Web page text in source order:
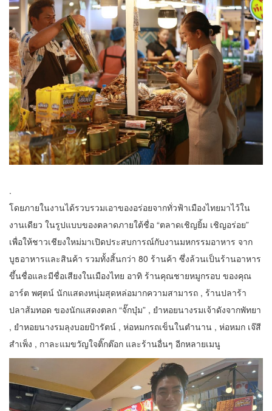
.
โดยภายในงานได้รวบรวมเอาของอร่อยจากทั่วฟ้าเมืองไทยมาไว้ใน
งานเดียว ในรูปแบบของตลาดภายใต้ชื่อ “ตลาดเชิญยิ้ม เชิญอร่อย”
เพื่อให้ชาวเชียงใหม่มาเปิดประสบการณ์กับงานมหกรรมอาหาร จาก
บูธอาหารและสินค้า รวมทั้งสิ้นกว่า 80 ร้านค้า ซึ่งล้วนเป็นร้านอาหาร
ขึ้นชื่อและมีชื่อเสียงในเมืองไทย อาทิ ร้านคุณชายหมูกรอบ ของคุณ
อาร์ต พศุตน์ นักแสดงหนุ่มสุดหล่อมากความสามารถ , ร้านปลาร้า
ปลาส้มทอด ของนักแสดงตลก “จั๊กบุ๋ม” , ยำหอยนางรมเจ้าดังจากพัทยา
, ยำหอยนางรมลุงบอยป้ารัตน์ , ห่อหมกรถเข็นในตำนาน , ห่อหมก เจ๊สี
สำเพ็ง , กาละแมขวัญใจติ๊กต๊อก และร้านอื่นๆ อีกหลายเมนู